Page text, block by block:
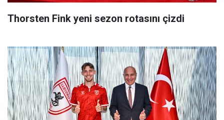
Thorsten Fink yeni sezon rotasını çizdi